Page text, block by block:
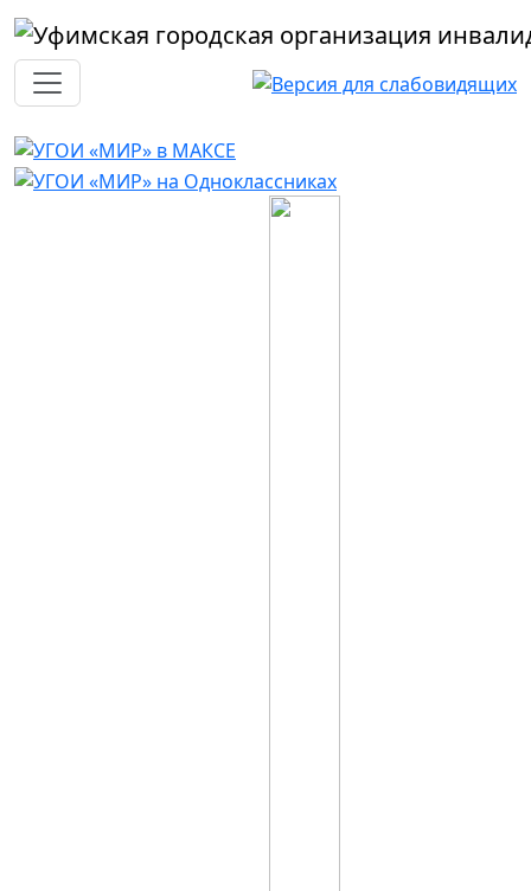
Перейти к основному содержанию